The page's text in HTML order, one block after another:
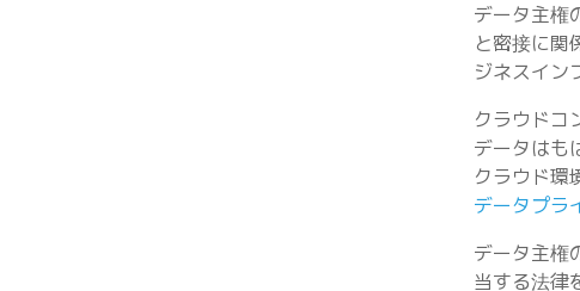
データ主権
と密接に関
ジネスイン
クラウドコ
データはも
クラウド環
データプラ
データ主権
当する法律